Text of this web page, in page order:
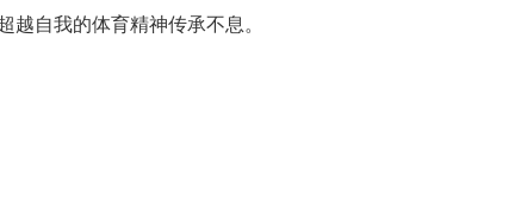
自我的体育精神传承不息。